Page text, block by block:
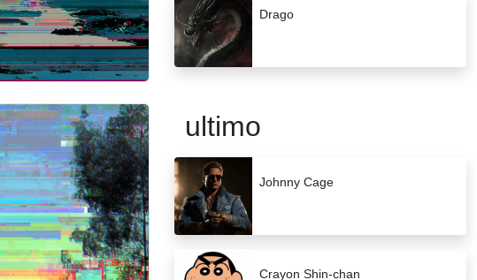
Drago
ultimo
Johnny Cage
Crayon Shin-chan